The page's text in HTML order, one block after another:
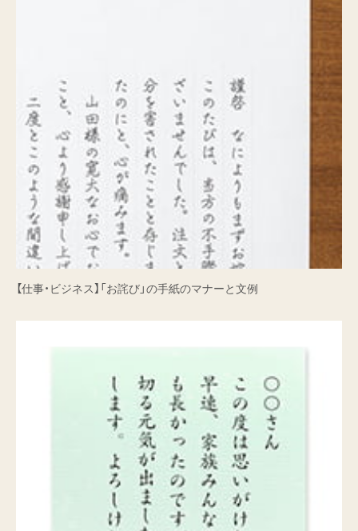
【仕事・ビジネス】「お詫び」の手紙のマナーと文例